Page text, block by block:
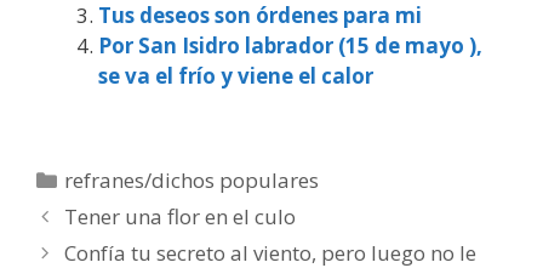
Tus deseos son órdenes para mi
Por San Isidro labrador (15 de mayo ),
se va el frío y viene el calor
Categorías
refranes/dichos populares
Tener una flor en el culo
Confía tu secreto al viento, pero luego no le